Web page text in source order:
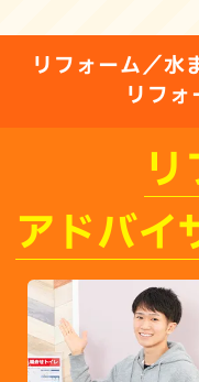
リフォーム／水
リフォ
アドバイ